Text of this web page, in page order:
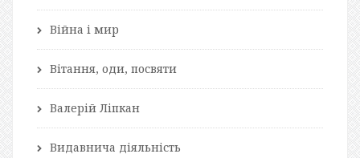
Війна і мир
Вітання, оди, посвяти
Валерій Ліпкан
Видавнича діяльність